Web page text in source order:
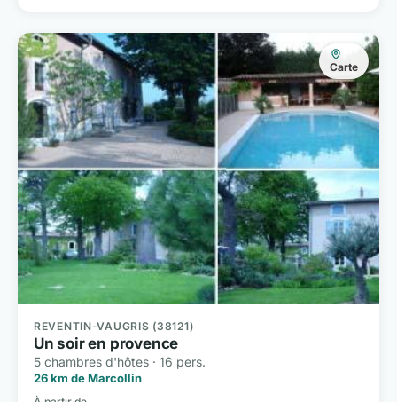
Carte
REVENTIN-VAUGRIS (38121)
Un soir en provence
5 chambres d'hôtes · 16 pers.
26 km de Marcollin